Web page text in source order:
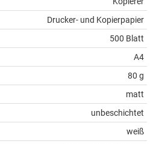
Drucker- und Kopierpapier
500 Blatt
A4
80 g
matt
unbeschichtet
weiß